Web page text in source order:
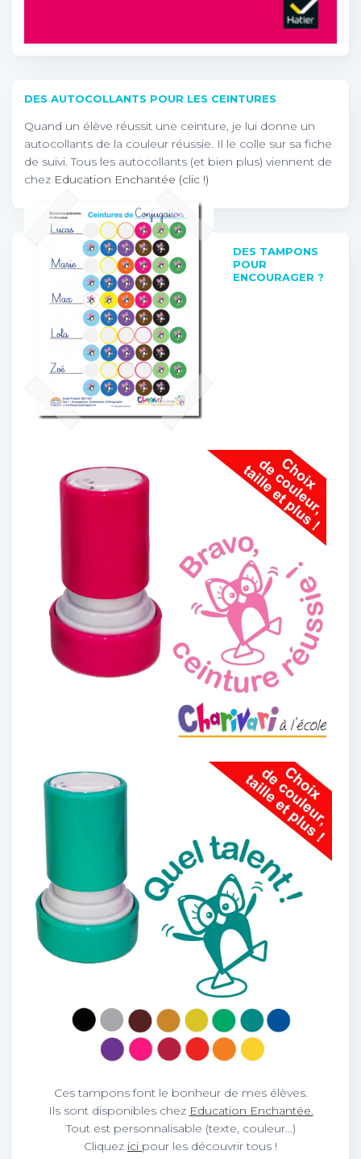
DES AUTOCOLLANTS POUR LES CEINTURES
Quand un élève réussit une ceinture, je lui donne un
autocollants de la couleur réussie. Il le colle sur sa fiche
de suivi. Tous les autocollants (et bien plus) viennent de
chez Education Enchantée (clic !)
DES TAMPONS
POUR
ENCOURAGER ?
Ces tampons font le bonheur de mes élèves.
Ils sont disponibles chez Education Enchantée.
Tout est personnalisable (texte, couleur…)
Cliquez ici pour les découvrir tous !